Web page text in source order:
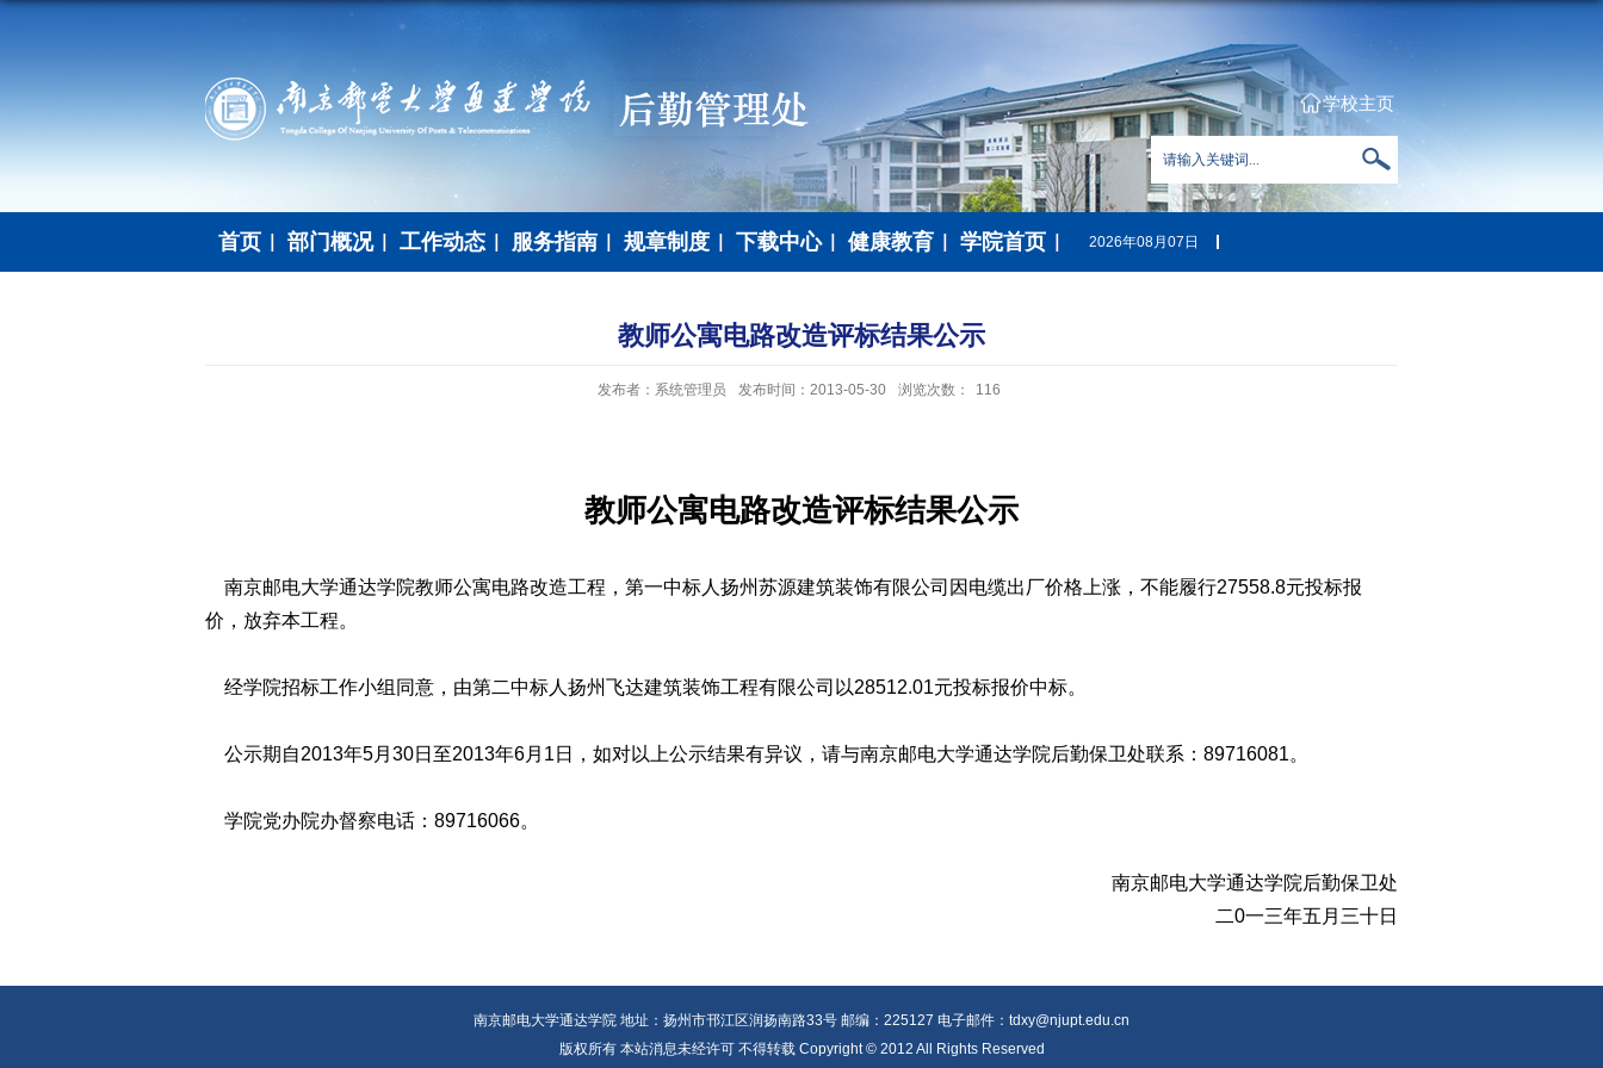
学校主页
首页 部门概况 工作动态 服务指南 规章制度 下载中心 健康教育 学院首页 2026年08月07日
​教师公寓电路改造评标结果公示
发布者：系统管理员 发布时间：2013-05-30 浏览次数： 116
教师公寓电路改造评标结果公示
南京邮电大学通达学院教师公寓电路改造工程，第一中标人扬州苏源建筑装饰有限公司因电缆出厂价格上涨，不能履行27558.8元投标报
价，放弃本工程。
经学院招标工作小组同意，由第二中标人扬州飞达建筑装饰工程有限公司以28512.01元投标报价中标。
公示期自2013年5月30日至2013年6月1日，如对以上公示结果有异议，请与南京邮电大学通达学院后勤保卫处联系：89716081。
学院党办院办督察电话：89716066。
南京邮电大学通达学院后勤保卫处
二0一三年五月三十日
南京邮电大学通达学院 地址：扬州市邗江区润扬南路33号 邮编：225127 电子邮件：tdxy@njupt.edu.cn
版权所有 本站消息未经许可 不得转载 Copyright © 2012 All Rights Reserved